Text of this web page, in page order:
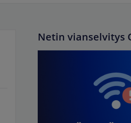
Netin vianselvitys